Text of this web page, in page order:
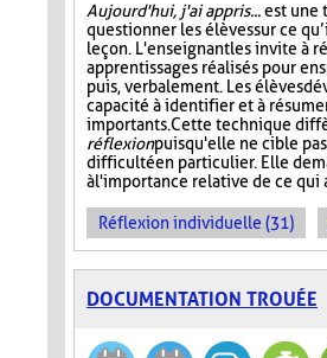
Aujourd'hui, j'ai appris...est une
questionner les élèves sur ce
leçon. L'enseignant les invite à
apprentissages réalisés pour
puis, verbalement. Les élèves
capacité à identifier et à
importants. Cette technique
réflexionpuisqu'elle ne cible
difficulté en particulier. Elle
à l'importance relative de ce qui
Réflexion individuelle (31)
DOCUMENTATION TROUÉE